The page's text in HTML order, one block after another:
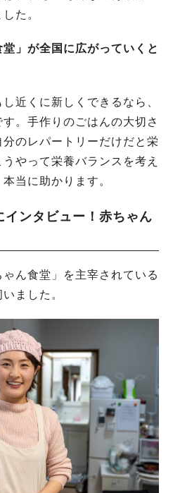
た。
」が全国に広がっていくと
近くに新しくできるなら、
。手作りのごはんの大切さ
のレパートリーだけだと栄
やって栄養バランスを考え
当に助かります。
インタビュー！赤ちゃん
ん食堂」を主宰されている
ました。